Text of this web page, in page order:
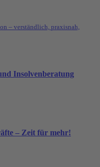
– verständlich, praxisnah,
Insolvenberatung
– Zeit für mehr!